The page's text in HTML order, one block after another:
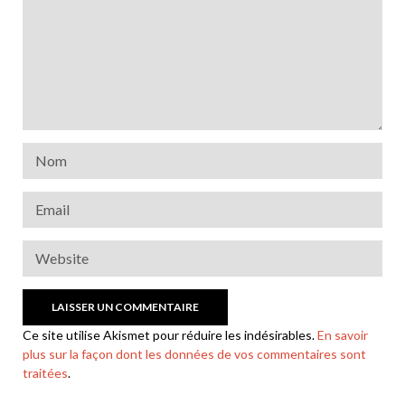
Ce site utilise Akismet pour réduire les indésirables.En savoir
plus sur la façon dont les données de vos commentaires sont
traitées.